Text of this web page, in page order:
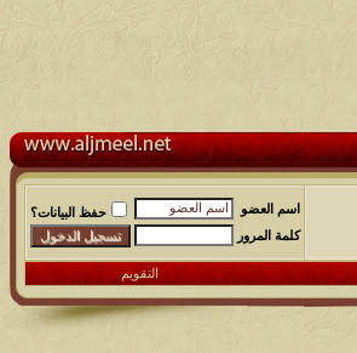
اسم العضو
حفظ البيانات؟
كلمة المرور
التقويم